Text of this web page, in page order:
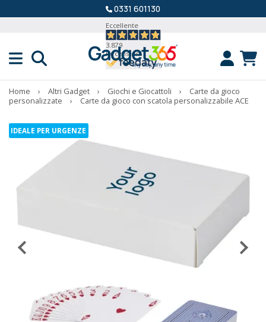
0331 601130
Eccellente
3.879
Recensioni
Home › Altri Gadget › Giochi e Giocattoli ›
Carte da gioco
personalizzate
› Carte da gioco con scatola personalizzabile ACE
IDEALE PER URGENZE